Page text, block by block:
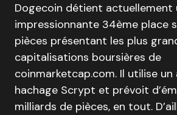
Dogecoin détient actuellement
impressionnante 34ème place
pièces présentant les plus
capitalisations boursières de
coinmarketcap.com. Il utilise
hachage Scrypt et prévoit
milliards de pièces, en tout.